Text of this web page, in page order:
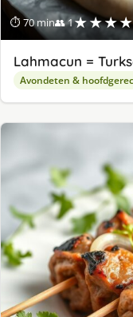
⏱ 70 min👥 1
Lahmacun =
Avondeten &